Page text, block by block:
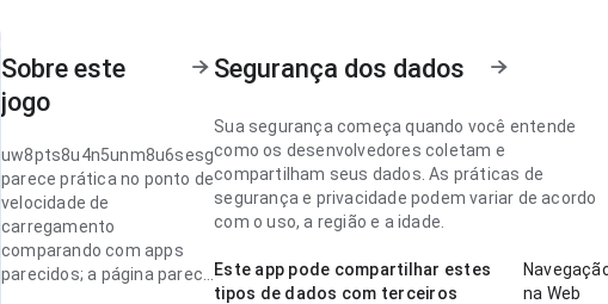
Sobre este
jogo
uw8pts8u4n5unm8u6sesg
parece prática no ponto de
velocidade de
carregamento
comparando com apps
parecidos; a página parece
Segurança dos dados
Sua segurança começa quando você entende
como os desenvolvedores coletam e
compartilham seus dados. As práticas de
segurança e privacidade podem variar de acordo
com o uso, a região e a idade.
Este app pode compartilhar estes
tipos de dados com terceiros
na Web